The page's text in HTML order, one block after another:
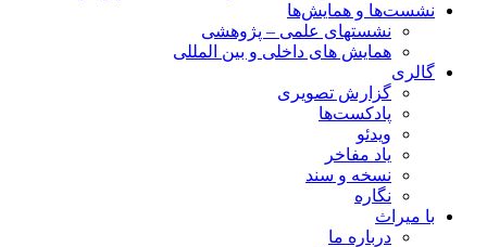
نشست‌ها و همایش‌ها
نشستهای علمی – پژوهشی
همایش های داخلی و بین المللی
گالری
گزارش تصویری
پادکست‌ها
ویدئو
یاد مفاخر
نسخه و سند
نگاره
با میراث
درباره ما